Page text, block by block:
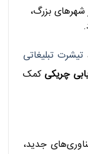
شهرهای بزرگ،
تیشرت تبلیغاتی
چریکی کمک
جدید،